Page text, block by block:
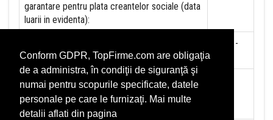
Conform GDPR, TopFirme.com are obligaţia
de a administra, în condiţii de siguranţă şi
numai pentru scopurile specificate, datele
personale pe care le furnizaţi. Mai multe
detalii aflati din pagina
garantare pentru plata creantelor sociale (data
luarii in evidenta):
luarii in evidenta):
01-01-
Contributii pentru concedii si indemnizatii de la
persoane juridice sau fizice (data luarii in
evidenta):